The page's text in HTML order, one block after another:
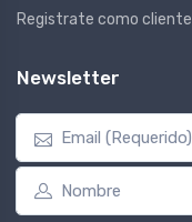
Registrate como cliente
Newsletter